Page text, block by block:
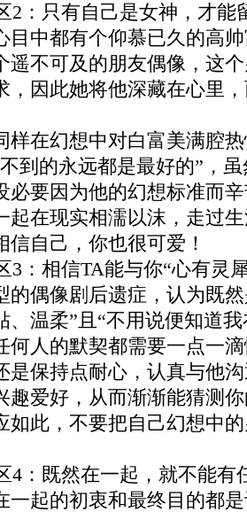
：只有自己是女神，才能
中都有个仰慕已久的高帅
遥不可及的朋友偶像，这
，因此她将他深藏在心里
在幻想中对白富美满腔热
到的永远都是最好的”，
必要因为他的幻想标准而
起在现实相濡以沫，走过
信自己，你也很可爱！
：相信TA能与你“心有灵
偶像剧后遗症，认为既然
、温柔”且“不用说便知道
何人的默契都需要一点一
是保持点耐心，认真与他
趣爱好，从而渐渐能猜测
如此，不要把自己幻想中
：既然在一起，就不能有
起的初衷和最终目的都是